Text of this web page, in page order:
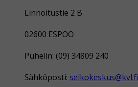
Linnoitustie 2 B
02600 ESPOO
Puhelin: (09) 34809 240
Sähköposti: selkokeskus@kvl.fi